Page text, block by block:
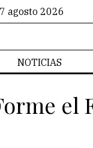
agosto 2026
NOTICIAS
el